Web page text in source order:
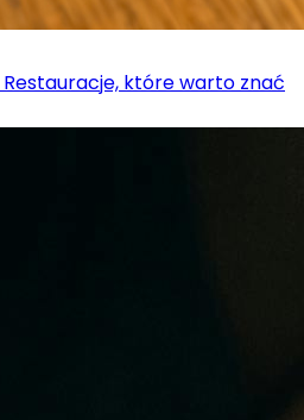
Restauracje, które warto znać